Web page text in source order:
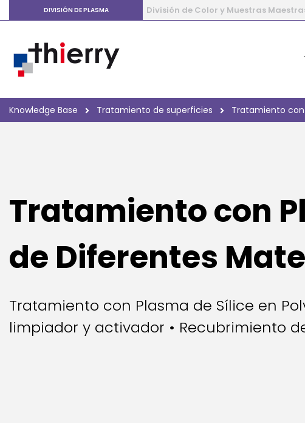
DIVISIÓN DE PLASMA División de Color y Muestras
Knowledge Base Tratamiento de superficies Tratamiento
Tratamiento con
de Diferentes
Tratamiento con Plasma de Sí­lice en
limpiador y activador • Recubrimiento